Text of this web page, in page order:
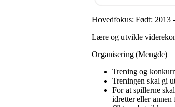
Hovedfokus: Født: 2013
Lære og utvikle
Organisering (Mengde)
Trening og
Treningen skal gi
For at spillerne
idretter eller